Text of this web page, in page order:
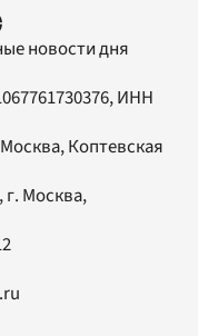
новости дня
ИНН
Коптевская
, г. Москва,